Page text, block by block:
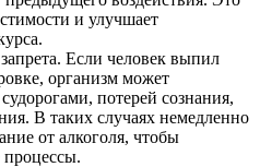
и улучшает
Если человек выпил
организм может
потерей сознания,
В таких случаях немедленно
от алкоголя, чтобы
процессы.